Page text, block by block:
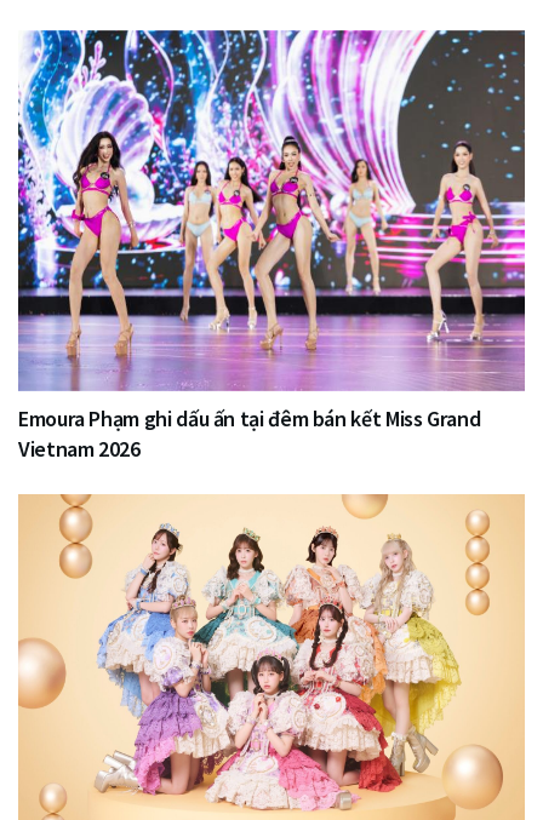
Emoura Phạm ghi dấu ấn tại đêm bán kết Miss Grand
Vietnam 2026